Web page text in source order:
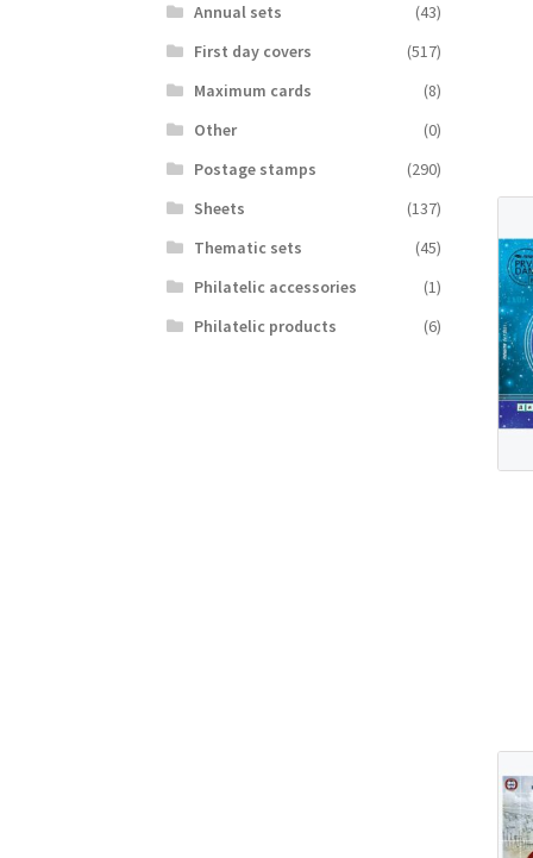
Аnnual sets
(43)
First day covers
(517)
Maximum cards
(8)
Other
(0)
Postage stamps
(290)
Sheets
(137)
Thematic sets
(45)
Philatelic accessories
(1)
Philatelic products
(6)